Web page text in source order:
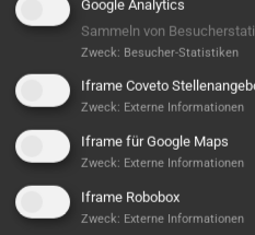
Hier ist noch was frei...
Google Analytics
Sammeln von
Zweck: Besucher-Statistiken
Iframe Coveto
Zweck: Externe Informationen
Iframe für Google Maps
Zweck: Externe Informationen
Iframe Robobox
Zweck: Externe Informationen